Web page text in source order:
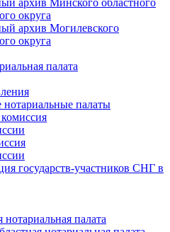
архив Минского областного
округа
архив Могилевского
округа
палата
нотариальные палаты
государств-участников СНГ в
нотариальная палата